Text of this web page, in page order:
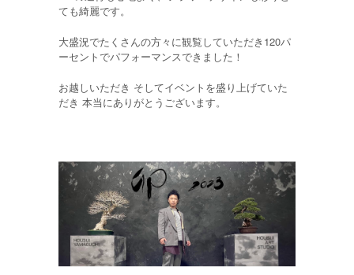
ても綺麗です。
大盛況でたくさんの方々に観覧していただき120パ
ーセントでパフォーマンスできました！
お越しいただき そしてイベントを盛り上げていた
だき 本当にありがとうございます。